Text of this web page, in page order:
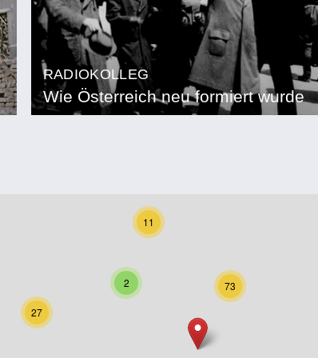
RADIOKOLLEG
Wie Österreich neu formiert wurde
2
27
73
11